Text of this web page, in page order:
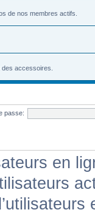
de nos membres actifs.
accessoires.
passe:
en